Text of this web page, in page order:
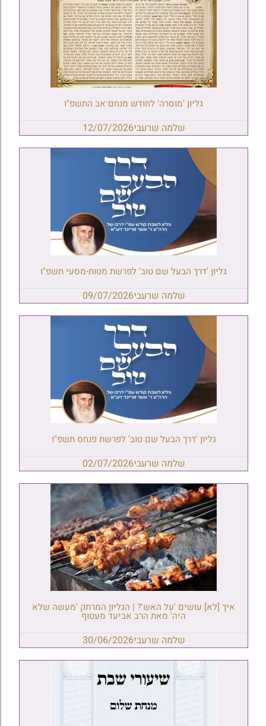
גליון 'מוסרה' לחודש מנחם־אב התשפ"ו
שלמה שרעבי12/07/2026
גליון 'דרך הבעל שם טוב' לפרשת מטות-מסעי תשפ"ו
שלמה שרעבי09/07/2026
גליון 'דרך הבעל שם טוב' לפרשת פנחס תשפ"ו
שלמה שרעבי02/07/2026
איך [לא] עושים 'על האש'? | הגליון המרתק 'מעשה שלא
היה' מאת הרב אביעד מעטוף
שלמה שרעבי30/06/2026